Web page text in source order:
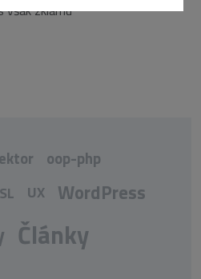
však zklamu
oop-php
UX WordPress
Články